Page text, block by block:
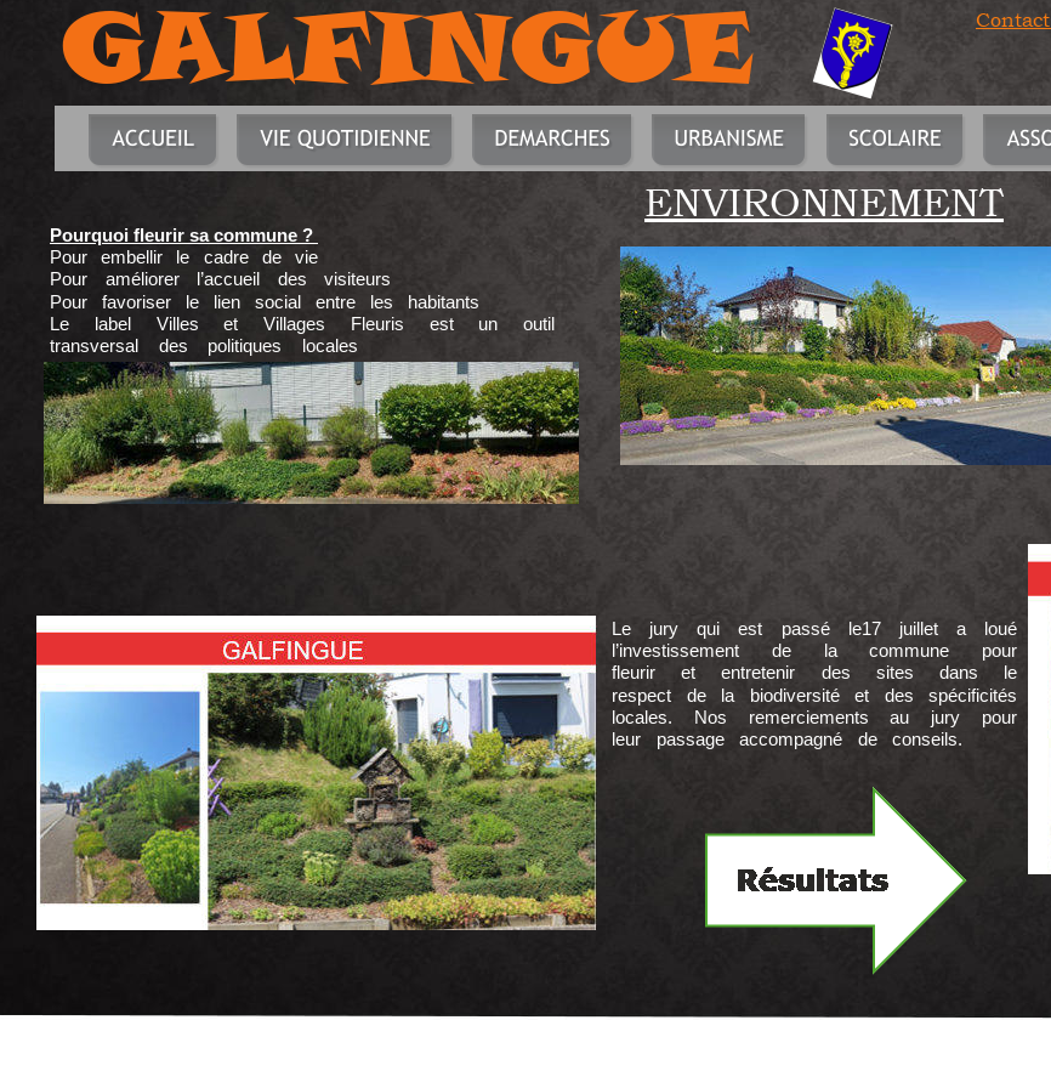
GALFINGUE Contact
ENVIRONNEMENT
Pourquoi fleurir sa commune ?
Pour embellir le cadre de vie
Pour améliorer l’accueil des visiteurs
Pour favoriser le lien social entre les habitants
Le label Villes et Villages Fleuris est un outil
transversal des politiques locales
Le jury qui est passé le17 juillet a loué
l’investissement de la commune pour
fleurir et entretenir des sites dans le
respect de la biodiversité et des spécificités
locales. Nos remerciements au jury pour
leur passage accompagné de conseils.